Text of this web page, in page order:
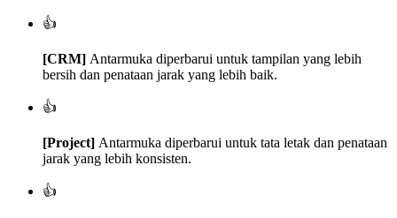
👍
[CRM] Antarmuka diperbarui untuk tampilan yang lebih
bersih dan penataan jarak yang lebih baik.
👍
[Project] Antarmuka diperbarui untuk tata letak dan penataan
jarak yang lebih konsisten.
👍